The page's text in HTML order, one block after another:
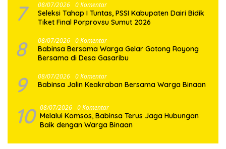
7 08/07/2026 0 Komentar
Seleksi Tahap I Tuntas, PSSI Kabupaten Dairi Bidik
Tiket Final Porprovsu Sumut 2026
8 08/07/2026 0 Komentar
Babinsa Bersama Warga Gelar Gotong Royong
Bersama di Desa Gasaribu
9 08/07/2026 0 Komentar
Babinsa Jalin Keakraban Bersama Warga Binaan
10 08/07/2026 0 Komentar
Melalui Komsos, Babinsa Terus Jaga Hubungan
Baik dengan Warga Binaan